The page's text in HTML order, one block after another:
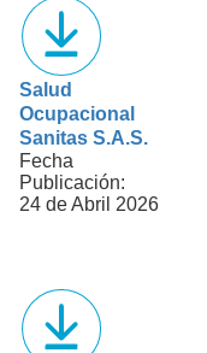
Salud
Ocupacional
Sanitas S.A.S.
Fecha
Publicación:
24 de Abril 2026